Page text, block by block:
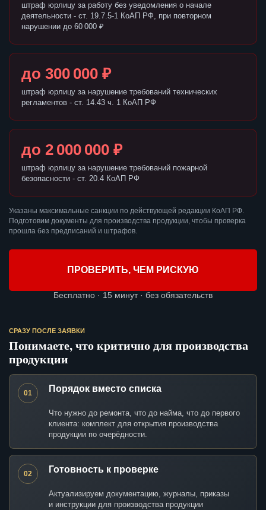
штраф юрлицу за работу без уведомления о начале
деятельности - ст. 19.7.5-1 КоАП РФ, при повторном
нарушении до 60 000 ₽
до 300 000 ₽
штраф юрлицу за нарушение требований технических
регламентов - ст. 14.43 ч. 1 КоАП РФ
до 2 000 000 ₽
штраф юрлицу за нарушение требований пожарной
безопасности - ст. 20.4 КоАП РФ
Указаны максимальные санкции по действующей редакции КоАП РФ.
Подготовим документы для производства продукции, чтобы проверка
прошла без предписаний и штрафов.
ПРОВЕРИТЬ, ЧЕМ РИСКУЮ
Бесплатно · 15 минут · без обязательств
СРАЗУ ПОСЛЕ ЗАЯВКИ
Понимаете, что критично для производства
продукции
01 Порядок вместо списка
Что нужно до ремонта, что до найма, что до первого
клиента: комплект для открытия производства
продукции по очерёдности.
02 Готовность к проверке
Актуализируем документацию, журналы, приказы
и инструкции для производства продукции